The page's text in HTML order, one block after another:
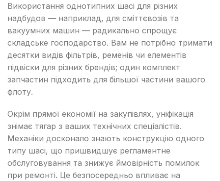
Використання однотипних шасі для різних
надбудов — наприклад, для сміттєвозів та
вакуумних машин — радикально спрощує
складське господарство. Вам не потрібно тримати
десятки видів фільтрів, ременів чи елементів
підвіски для різних брендів; один комплект
запчастин підходить для більшої частини вашого
флоту.
Окрім прямої економії на закупівлях, уніфікація
знімає тягар з ваших технічних спеціалістів.
Механіки досконало знають конструкцію одного
типу шасі, що пришвидшує регламентне
обслуговування та знижує ймовірність помилок
при ремонті. Це безпосередньо впливає на